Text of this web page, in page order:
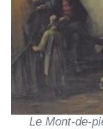
Le Mont-de-